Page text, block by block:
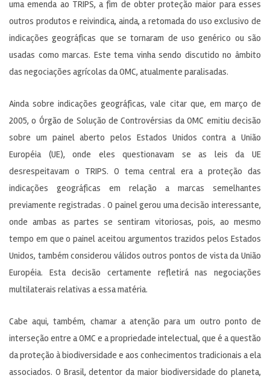
uma emenda ao TRIPS, a fim de obter proteção maior para esses
outros produtos e reivindica, ainda, a retomada do uso exclusivo de
indicações geográficas que se tornaram de uso genérico ou são
usadas como marcas. Este tema vinha sendo discutido no âmbito
das negociações agrícolas da OMC, atualmente paralisadas.
Ainda sobre indicações geográficas, vale citar que, em março de
2005, o Órgão de Solução de Controvérsias da OMC emitiu decisão
sobre um painel aberto pelos Estados Unidos contra a União
Européia (UE), onde eles questionavam se as leis da UE
desrespeitavam o TRIPS. O tema central era a proteção das
indicações geográficas em relação a marcas semelhantes
previamente registradas . O painel gerou uma decisão interessante,
onde ambas as partes se sentiram vitoriosas, pois, ao mesmo
tempo em que o painel aceitou argumentos trazidos pelos Estados
Unidos, também considerou válidos outros pontos de vista da União
Européia. Esta decisão certamente refletirá nas negociações
multilaterais relativas a essa matéria.
Cabe aqui, também, chamar a atenção para um outro ponto de
interseção entre a OMC e a propriedade intelectual, que é a questão
da proteção à biodiversidade e aos conhecimentos tradicionais a ela
associados. O Brasil, detentor da maior biodiversidade do planeta,